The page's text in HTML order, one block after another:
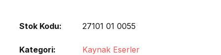
Stok Kodu: 27101 01 0055
Kategori: Kaynak Eserler